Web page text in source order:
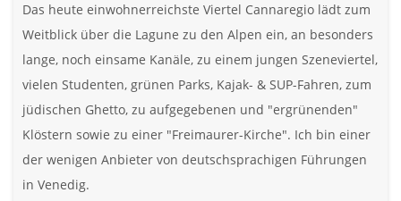
Das heute einwohnerreichste Viertel Cannaregio lädt zum
Weitblick über die Lagune zu den Alpen ein, an besonders
lange, noch einsame Kanäle, zu einem jungen Szeneviertel,
vielen Studenten, grünen Parks, Kajak- & SUP-Fahren, zum
jüdischen Ghetto, zu aufgegebenen und "ergrünenden"
Klöstern sowie zu einer "Freimaurer-Kirche". Ich bin einer
der wenigen Anbieter von deutschsprachigen Führungen
in Venedig.